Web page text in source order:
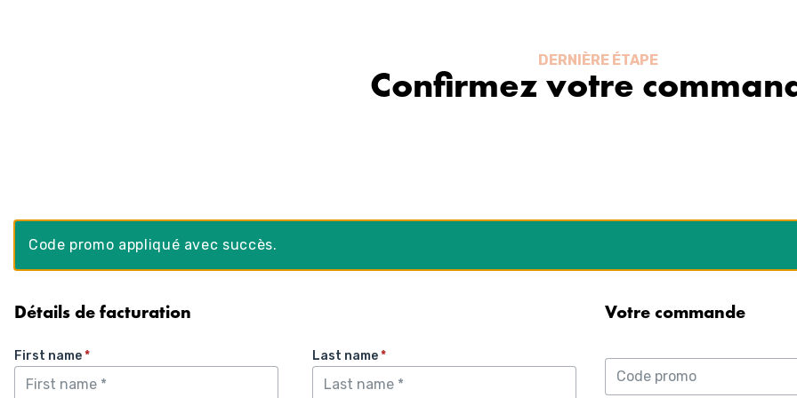
DERNIÈRE ÉTAPE
Confirmez votre
Code promo appliqué avec succès.
Détails de facturation
First name* Last name*
Votre commande